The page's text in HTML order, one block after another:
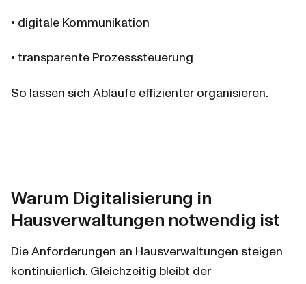
• digitale Kommunikation
• transparente Prozesssteuerung
So lassen sich Abläufe effizienter organisieren.
Warum Digitalisierung in
Hausverwaltungen notwendig ist
Die Anforderungen an Hausverwaltungen steigen
kontinuierlich. Gleichzeitig bleibt der